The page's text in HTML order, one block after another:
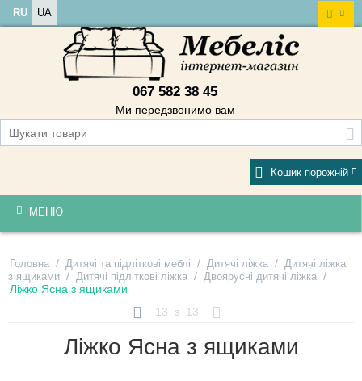
RU UA
067 582 38 45
Ми передзвонимо вам
Кошик порожній
МЕНЮ
Головна / Дитячі та підліткові меблі / Дитячі ліжка / Дитячі ліжка
з ящиками / Дитячі підліткові ліжка / Двоярусні дитячі ліжка /
Ліжко Ясна з ящиками
13
з 13
Ліжко Ясна з ящиками